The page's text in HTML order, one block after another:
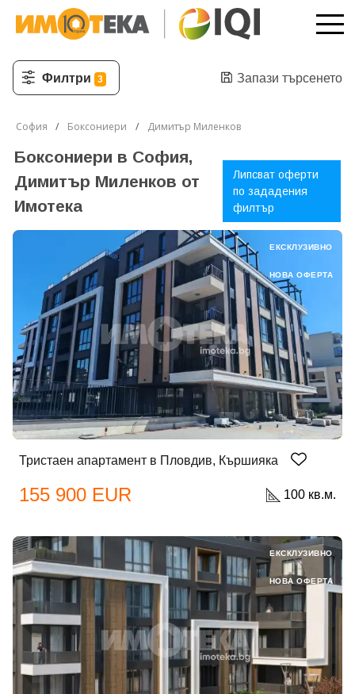
Филтри 3 Запази търсенето
София Боксониери Димитър Миленков
Боксониери в София,
Димитър Миленков от
Имотека
Липсват оферти
по зададения
филтър
Тристаен апартамент в Пловдив, Кършияка
155 900 EUR 100 кв.м.
ЕКСКЛУЗИВНО
НОВА ОФЕРТА
ЕКСКЛУЗИВНО
НОВА ОФЕРТА